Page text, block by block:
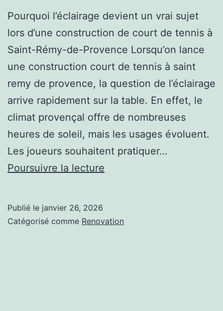
Pourquoi l’éclairage devient un vrai sujet
lors d’une construction de court de tennis à
Saint-Rémy-de-Provence Lorsqu’on lance
une construction court de tennis à saint
remy de provence, la question de l’éclairage
arrive rapidement sur la table. En effet, le
climat provençal offre de nombreuses
heures de soleil, mais les usages évoluent.
Les joueurs souhaitent pratiquer…
Poursuivre la lecture
recommandé
Publié le janvier 26, 2026
Catégorisé comme Renovation